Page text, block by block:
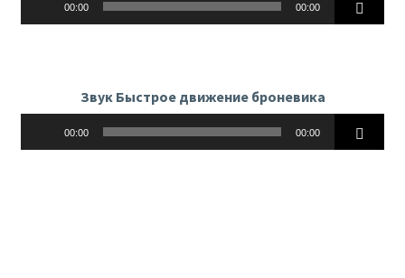
00:00 00:00
Звук Быстрое движение броневика
00:00 00:00